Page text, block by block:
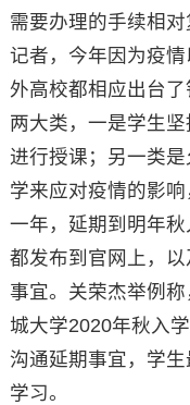
需要办理的手续相
记者，今年因为疫
外高校都相应出台
两大类，一是学生
进行授课；另一类
学来应对疫情的影
一年，延期到明年
都发布到官网上，
事宜。关荣杰举例
城大学2020年秋入
沟通延期事宜，学
学习。